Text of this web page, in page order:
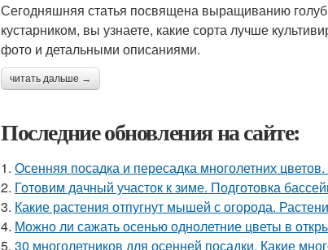
Сегодняшняя статья посвящена выращиванию
кустарником, вы узнаете, какие сорта лучше
фото и детальными описаниями.
читать дальше →
Последние обновления на сайте:
1. Осенняя посадка и пересадка многолетних
2. Готовим дачный участок к зиме. Подготовка
3. Какие растения отпугнут мышей с огорода.
4. Можно ли сажать осенью однолетние цветы в
5. 30 многолетников для осенней посадки. Какие